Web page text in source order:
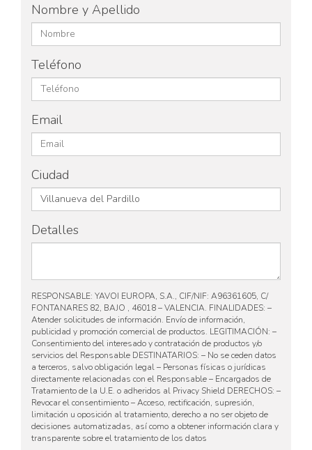
Nombre y Apellido
Teléfono
Email
Ciudad
Detalles
RESPONSABLE: YAVOI EUROPA, S.A., CIF/NIF: A96361605, C/
FONTANARES 82, BAJO , 46018 – VALENCIA. FINALIDADES: –
Atender solicitudes de información. Envío de información,
publicidad y promoción comercial de productos. LEGITIMACIÓN: –
Consentimiento del interesado y contratación de productos y/o
servicios del Responsable DESTINATARIOS: – No se ceden datos
a terceros, salvo obligación legal – Personas físicas o jurídicas
directamente relacionadas con el Responsable – Encargados de
Tratamiento de la U.E. o adheridos al Privacy Shield DERECHOS: –
Revocar el consentimiento – Acceso, rectificación, supresión,
limitación u oposición al tratamiento, derecho a no ser objeto de
decisiones automatizadas, así como a obtener información clara y
transparente sobre el tratamiento de los datos